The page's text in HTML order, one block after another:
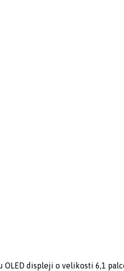
displeji o velikosti 6,1